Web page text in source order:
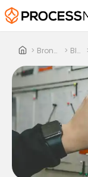
> Bronnen > Blog